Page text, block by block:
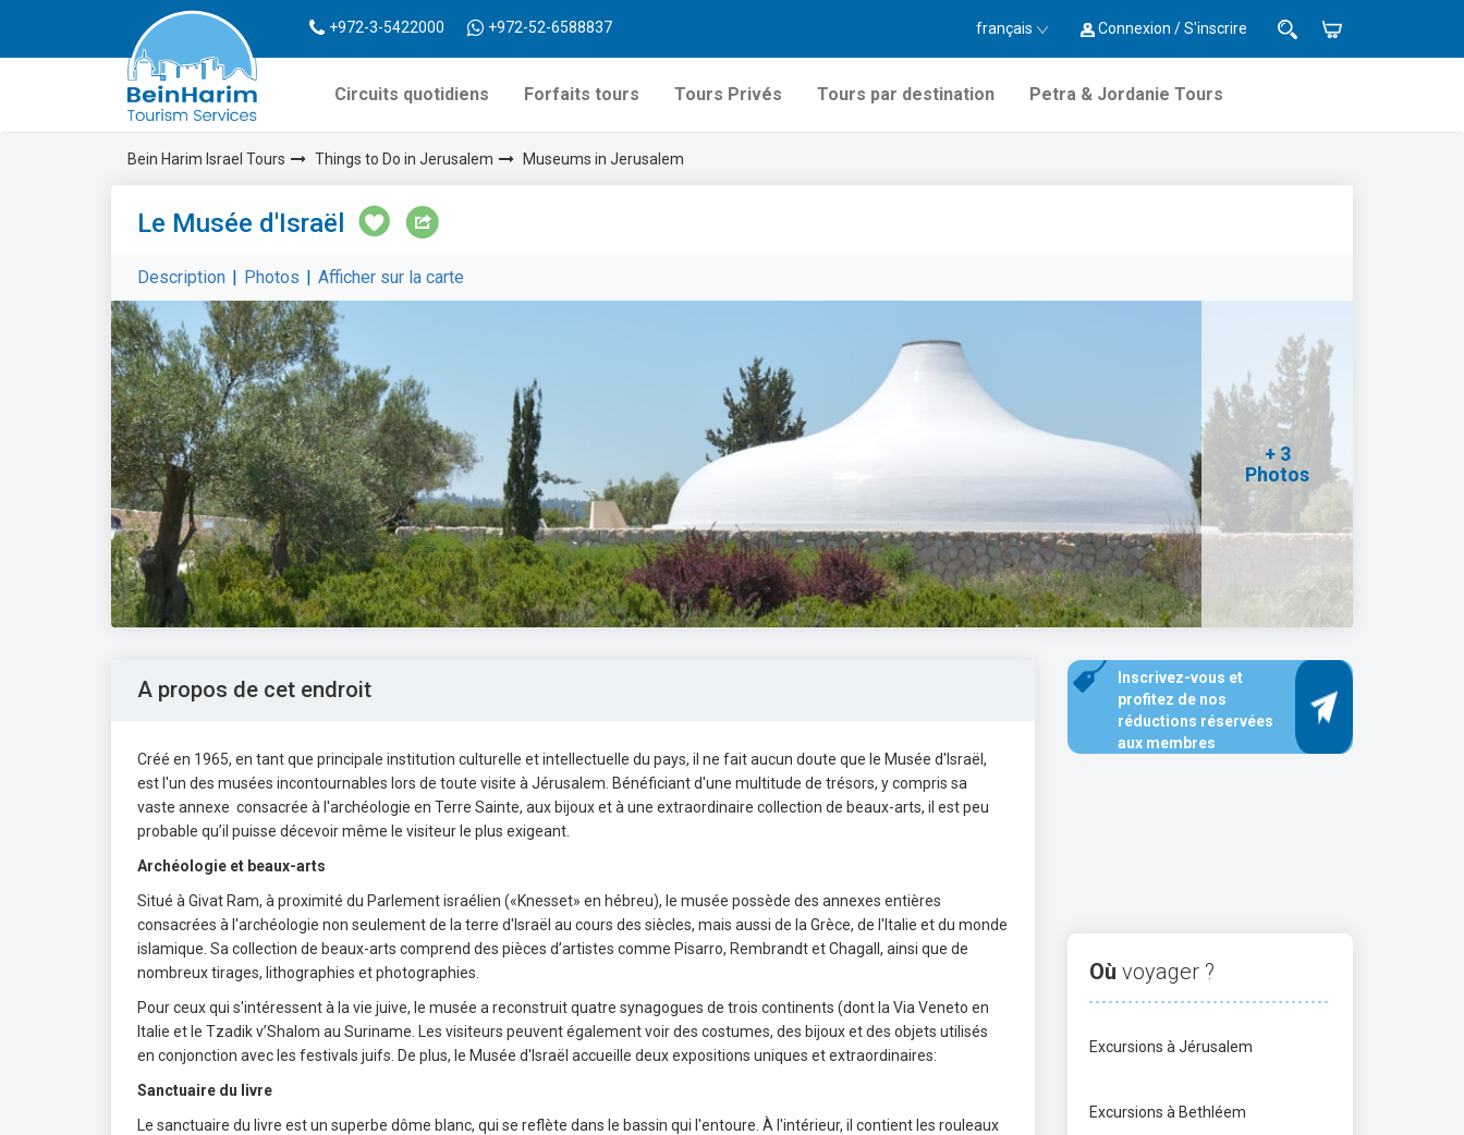
+972-3-5422000 +972-52-6588837 français Connexion / S'inscrire
Circuits quotidiens Forfaits tours Tours Privés Tours par destination Petra & Jordanie Tours
Bein Harim Israel Tours Things to Do in Jerusalem Museums in Jerusalem
Le Musée d'Israël
Description | Photos | Afficher sur la carte
+ 3
Photos
A propos de cet endroit
Créé en 1965, en tant que principale institution culturelle et intellectuelle du pays, il ne fait aucun doute que le Musée d'Israël,
est l'un des musées incontournables lors de toute visite à Jérusalem. Bénéficiant d'une multitude de trésors, y compris sa
vaste annexe consacrée à l'archéologie en Terre Sainte, aux bijoux et à une extraordinaire collection de beaux-arts, il est peu
probable qu’il puisse décevoir même le visiteur le plus exigeant.
Archéologie et beaux-arts
Situé à Givat Ram, à proximité du Parlement israélien («Knesset» en hébreu), le musée possède des annexes entières
consacrées à l'archéologie non seulement de la terre d'Israël au cours des siècles, mais aussi de la Grèce, de l'Italie et du monde
islamique. Sa collection de beaux-arts comprend des pièces d’artistes comme Pisarro, Rembrandt et Chagall, ainsi que de
nombreux tirages, lithographies et photographies.
Pour ceux qui s'intéressent à la vie juive, le musée a reconstruit quatre synagogues de trois continents (dont la Via Veneto en
Italie et le Tzadik v’Shalom au Suriname. Les visiteurs peuvent également voir des costumes, des bijoux et des objets utilisés
en conjonction avec les festivals juifs. De plus, le Musée d'Israël accueille deux expositions uniques et extraordinaires:
Sanctuaire du livre
Le sanctuaire du livre est un superbe dôme blanc, qui se reflète dans le bassin qui l'entoure. À l'intérieur, il contient les rouleaux
Inscrivez-vous et
profitez de nos
réductions réservées
aux membres
Où voyager ?
Excursions à Jérusalem
Excursions à Bethléem